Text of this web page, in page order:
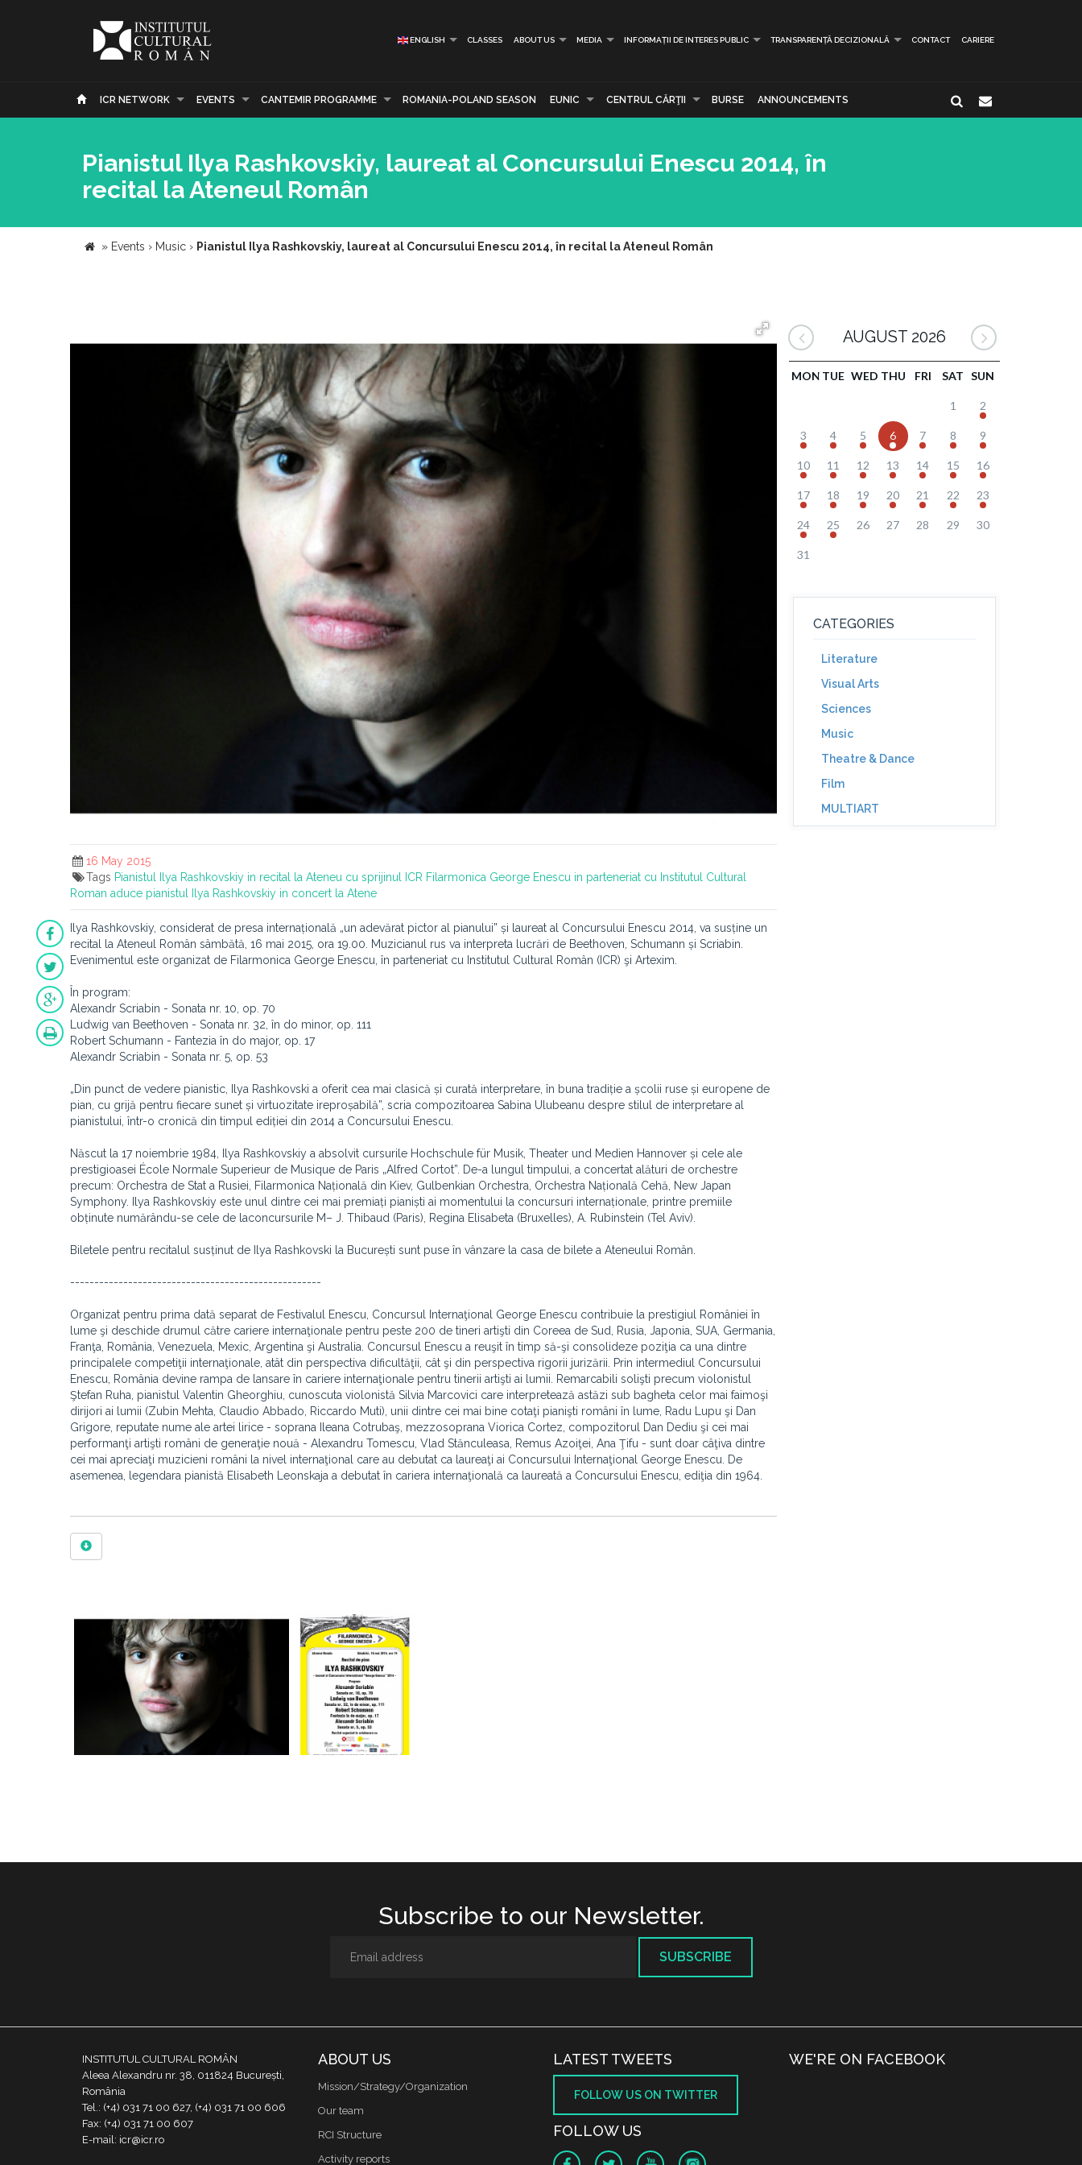
ENGLISH CLASSES ABOUT US MEDIA INFORMAȚII DE INTERES PUBLIC TRANSPARENȚĂ DECIZIONALĂ CONTACT CARIERE
ICR NETWORK EVENTS CANTEMIR PROGRAMME ROMANIA-POLAND SEASON EUNIC CENTRUL CĂRŢII BURSE ANNOUNCEMENTS
Pianistul Ilya Rashkovskiy, laureat al Concursului Enescu 2014, în
recital la Ateneul Român
» Events › Music › Pianistul Ilya Rashkovskiy, laureat al Concursului Enescu 2014, în recital la Ateneul Român
16 May 2015
Tags Pianistul Ilya Rashkovskiy in recital la Ateneu cu sprijinul ICR Filarmonica George Enescu in parteneriat cu Institutul Cultural
Roman aduce pianistul Ilya Rashkovskiy in concert la Atene
Ilya Rashkovskiy, considerat de presa internațională „un adevărat pictor al pianului” și laureat al Concursului Enescu 2014, va susține un
recital la Ateneul Român sâmbătă, 16 mai 2015, ora 19.00. Muzicianul rus va interpreta lucrări de Beethoven, Schumann și Scriabin.
Evenimentul este organizat de Filarmonica George Enescu, în parteneriat cu Institutul Cultural Român (ICR) şi Artexim.
În program:
Alexandr Scriabin - Sonata nr. 10, op. 70
Ludwig van Beethoven - Sonata nr. 32, în do minor, op. 111
Robert Schumann - Fantezia în do major, op. 17
Alexandr Scriabin - Sonata nr. 5, op. 53
„Din punct de vedere pianistic, Ilya Rashkovski a oferit cea mai clasică și curată interpretare, în buna tradiție a școlii ruse și europene de
pian, cu grijă pentru fiecare sunet și virtuozitate ireproșabilă”, scria compozitoarea Sabina Ulubeanu despre stilul de interpretare al
pianistului, într-o cronică din timpul ediției din 2014 a Concursului Enescu.
Născut la 17 noiembrie 1984, Ilya Rashkovskiy a absolvit cursurile Hochschule für Musik, Theater und Medien Hannover și cele ale
prestigioasei École Normale Superieur de Musique de Paris „Alfred Cortot”. De-a lungul timpului, a concertat alături de orchestre
precum: Orchestra de Stat a Rusiei, Filarmonica Națională din Kiev, Gulbenkian Orchestra, Orchestra Națională Cehă, New Japan
Symphony. Ilya Rashkovskiy este unul dintre cei mai premiați pianiști ai momentului la concursuri internaționale, printre premiile
obținute numărându-se cele de laconcursurile M– J. Thibaud (Paris), Regina Elisabeta (Bruxelles), A. Rubinstein (Tel Aviv).
Biletele pentru recitalul susținut de Ilya Rashkovski la București sunt puse în vânzare la casa de bilete a Ateneului Român.
----------------------------------------------------
Organizat pentru prima dată separat de Festivalul Enescu, Concursul Internaţional George Enescu contribuie la prestigiul României în
lume şi deschide drumul către cariere internaţionale pentru peste 200 de tineri artişti din Coreea de Sud, Rusia, Japonia, SUA, Germania,
Franţa, România, Venezuela, Mexic, Argentina şi Australia. Concursul Enescu a reuşit în timp să-şi consolideze poziţia ca una dintre
principalele competiţii internaţionale, atât din perspectiva dificultăţii, cât şi din perspectiva rigorii jurizării. Prin intermediul Concursului
Enescu, România devine rampa de lansare în cariere internaţionale pentru tinerii artişti ai lumii. Remarcabili solişti precum violonistul
Ştefan Ruha, pianistul Valentin Gheorghiu, cunoscuta violonistă Silvia Marcovici care interpretează astăzi sub bagheta celor mai faimoşi
dirijori ai lumii (Zubin Mehta, Claudio Abbado, Riccardo Muti), unii dintre cei mai bine cotaţi pianişti români în lume, Radu Lupu şi Dan
Grigore, reputate nume ale artei lirice - soprana Ileana Cotrubaş, mezzosoprana Viorica Cortez, compozitorul Dan Dediu şi cei mai
performanţi artişti români de generaţie nouă - Alexandru Tomescu, Vlad Stănculeasa, Remus Azoiţei, Ana Ţifu - sunt doar câţiva dintre
cei mai apreciaţi muzicieni români la nivel internaţional care au debutat ca laureaţi ai Concursului Internaţional George Enescu. De
asemenea, legendara pianistă Elisabeth Leonskaja a debutat în cariera internaţională ca laureată a Concursului Enescu, ediţia din 1964.
AUGUST 2026
MON TUE WED THU FRI SAT SUN
1 2
3 4 5 6 7 8 9
10 11 12 13 14 15 16
17 18 19 20 21 22 23
24 25 26 27 28 29 30
31
CATEGORIES
Literature
Visual Arts
Sciences
Music
Theatre & Dance
Film
MULTIART
Subscribe to our Newsletter.
SUBSCRIBE
INSTITUTUL CULTURAL ROMÂN
Aleea Alexandru nr. 38, 011824 București,
România
Tel.: (+4) 031 71 00 627, (+4) 031 71 00 606
Fax: (+4) 031 71 00 607
E-mail: icr@icr.ro
ABOUT US
Mission/Strategy/Organization
Our team
RCI Structure
Activity reports
LATEST TWEETS
FOLLOW US ON TWITTER
FOLLOW US
WE'RE ON FACEBOOK